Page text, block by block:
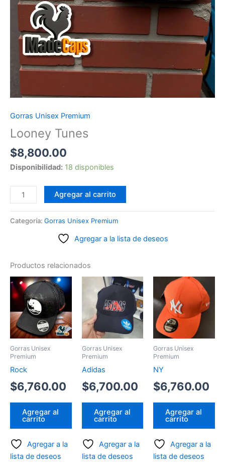
Gorras Unisex Premium
Looney Tunes
$8,800.00
Disponibilidad: 18 disponibles
Looney
Tunes
cantidad
Agregar al carrito
Categoría: Gorras Unisex Premium
Agregar a la lista de deseos
Productos relacionados
Gorras Unisex
Premium
Rock
$6,760.00
Agregar al
carrito
Agregar a la
lista de deseos
Gorras Unisex
Premium
Adidas
$6,700.00
Agregar al
carrito
Agregar a la
lista de deseos
Gorras Unisex
Premium
NY
$6,760.00
Agregar al
carrito
Agregar a la
lista de deseos